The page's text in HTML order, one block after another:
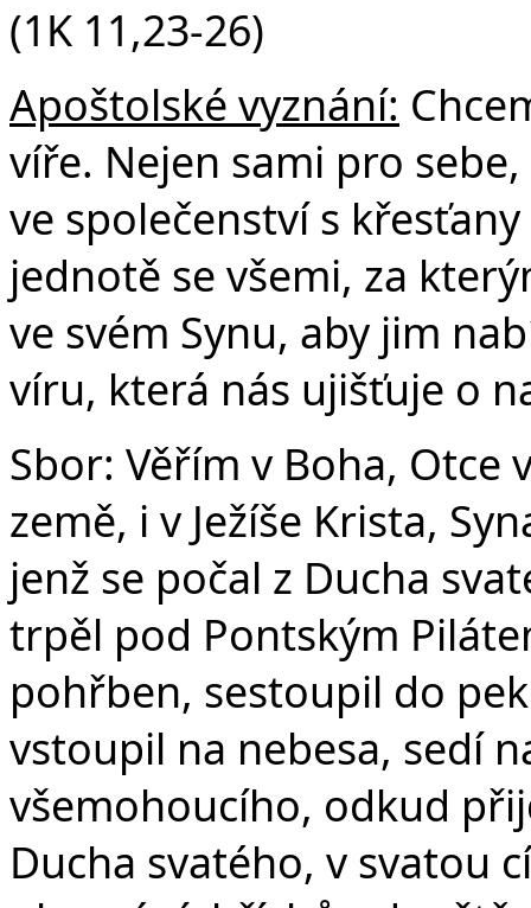
(1K 11,23-26)
Apoštolské vyznání:
víře. Nejen sami pro
ve společenství s
jednotě se všemi, za
ve svém Synu, aby jim
víru, která nás ujišťuje o
Sbor: Věřím v Boha,
země, i v Ježíše Krista,
jenž se počal z Ducha
trpěl pod Pontským
pohřben, sestoupil do
vstoupil na nebesa, sedí
všemohoucího, odkud
Ducha svatého, v svatou